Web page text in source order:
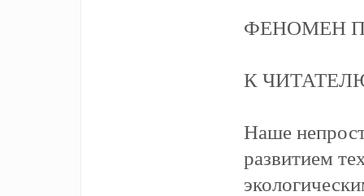
ФЕНОМЕН
К
Наше
развитием